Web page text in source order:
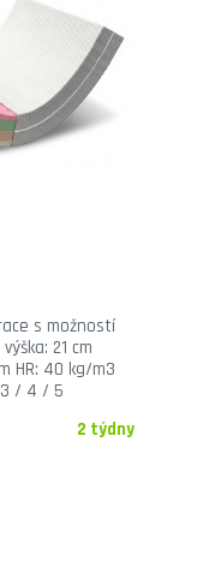
s možností
21 cm
HR: 40 kg/m3
/ 4 / 5
2 týdny